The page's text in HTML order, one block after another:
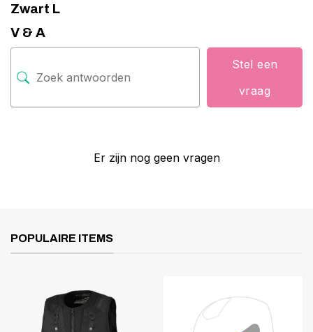
Zwart L
V & A
Stel een
vraag
Er zijn nog geen vragen
POPULAIRE ITEMS